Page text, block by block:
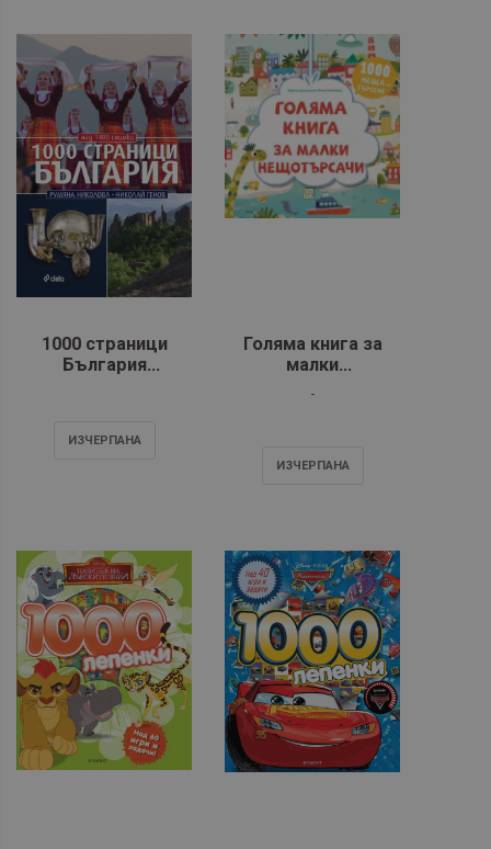
1000 страници
България
ИЗЧЕРПАНA
Голяма книга за
малки
-
ИЗЧЕРПАНA